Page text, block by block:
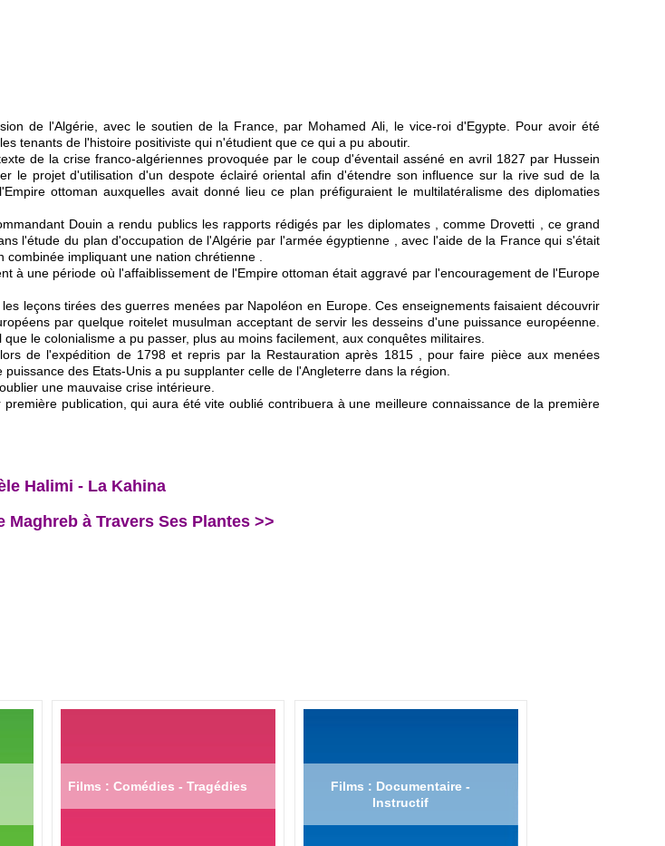
de l'Algérie, avec le soutien de la France, par Mohamed Ali, le vice-roi d'Egypte. Pour avoir été
tenants de l'histoire positiviste qui n'étudient que ce qui a pu aboutir.
de la crise franco-algériennes provoquée par le coup d'éventail asséné en avril 1827 par Hussein
le projet d'utilisation d'un despote éclairé oriental afin d'étendre son influence sur la rive sud de la
ottoman auxquelles avait donné lieu ce plan préfiguraient le multilatéralisme des diplomaties
Douin a rendu publics les rapports rédigés par les diplomates , comme Drovetti , ce grand
l'étude du plan d'occupation de l'Algérie par l'armée égyptienne , avec l'aide de la France qui s'était
impliquant une nation chrétienne .
à une période où l'affaiblissement de l'Empire ottoman était aggravé par l'encouragement de l'Europe
leçons tirées des guerres menées par Napoléon en Europe. Ces enseignements faisaient découvrir
par quelque roitelet musulman acceptant de servir les desseins d'une puissance européenne.
le colonialisme a pu passer, plus au moins facilement, aux conquêtes militaires.
de l'expédition de 1798 et repris par la Restauration après 1815 , pour faire pièce aux menées
des Etats-Unis a pu supplanter celle de l'Angleterre dans la région.
une mauvaise crise intérieure.
publication, qui aura été vite oublié contribuera à une meilleure connaissance de la première
Halimi - La Kahina
Maghreb à Travers Ses Plantes >>
Films : Comédies - Tragédies
Films : Documentaire -
Instructif